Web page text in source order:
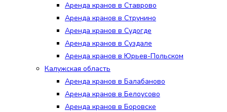
Аренда кранов в Ставрово
Аренда кранов в Струнино
Аренда кранов в Судогде
Аренда кранов в Суздале
Аренда кранов в Юрьев-Польском
Калужская область
Аренда кранов в Балабаново
Аренда кранов в Белоусово
Аренда кранов в Боровске